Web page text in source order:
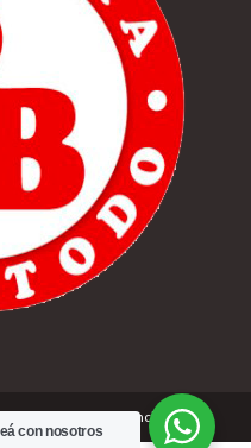
| Desarrolado porCónclave
con nosotros